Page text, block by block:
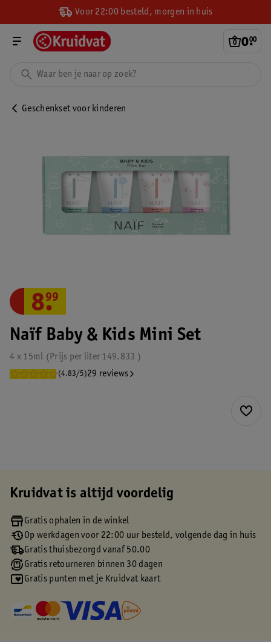
Voor 22:00 besteld, morgen in huis
0.
00
Geschenkset voor kinderen
Naïf Baby & Kids Mini Set
4 x 15ml 149.833
Prijs per liter
(4.83/5)29 reviews
8.
99
Kruidvat is altijd voordelig
Gratis ophalen in de winkel
Op werkdagen voor 22:00 uur besteld, volgende dag in huis
Gratis thuisbezorgd vanaf 50.00
Gratis retourneren binnen 30 dagen
Gratis punten met je Kruidvat kaart